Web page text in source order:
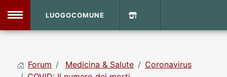
LUOGOCOMUNE
Forum Medicina & Salute
Coronavirus